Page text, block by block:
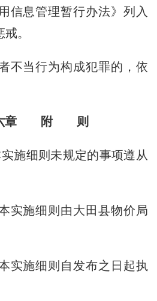
信息管理暂行办法》列入
。
当行为构成犯罪的，依
章 附 则
施细则未规定的事项遵从
实施细则由大田县物价局
实施细则自发布之日起执